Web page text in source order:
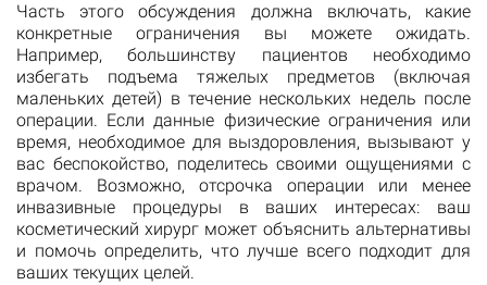
Часть этого обсуждения должна включать, какие
конкретные ограничения вы можете ожидать.
Например, большинству пациентов необходимо
избегать подъема тяжелых предметов (включая
маленьких детей) в течение нескольких недель после
операции. Если данные физические ограничения или
время, необходимое для выздоровления, вызывают у
вас беспокойство, поделитесь своими ощущениями с
врачом. Возможно, отсрочка операции или менее
инвазивные процедуры в ваших интересах: ваш
косметический хирург может объяснить альтернативы
и помочь определить, что лучше всего подходит для
ваших текущих целей.